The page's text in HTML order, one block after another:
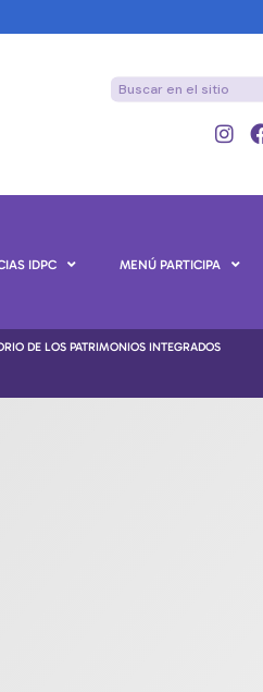
IDPC MENÚ PARTICIPA
DE LOS PATRIMONIOS INTEGRADOS